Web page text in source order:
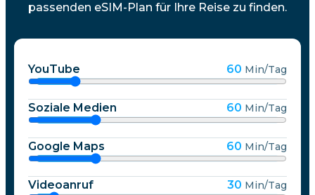
passenden eSIM-Plan für Ihre Reise zu finden.
YouTube 60 Min/Tag
Soziale Medien 60 Min/Tag
Google Maps 60 Min/Tag
Videoanruf 30 Min/Tag